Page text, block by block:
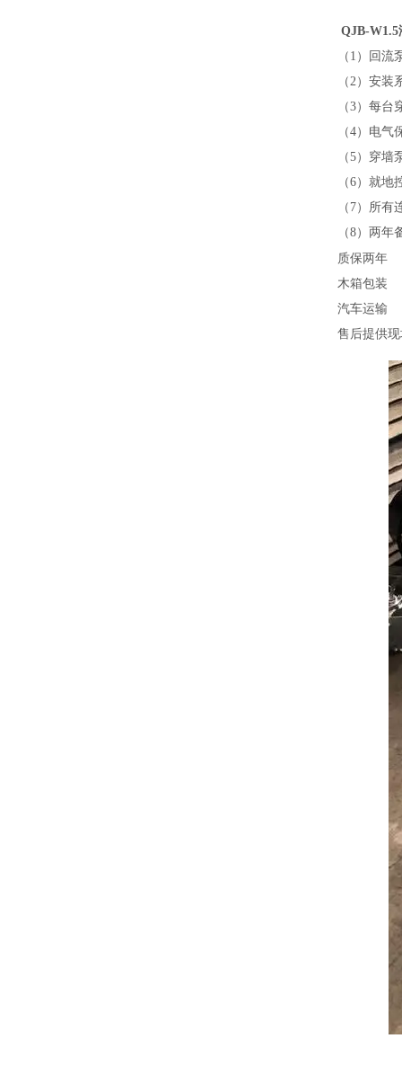
QJB-
（ 1 ）
回流
（2）安装
（3）每台
（4）电气
（5）穿墙
（6）就地
（ 7）所有
（8）两年
质保两年
木箱包装
汽车运输
售后提供